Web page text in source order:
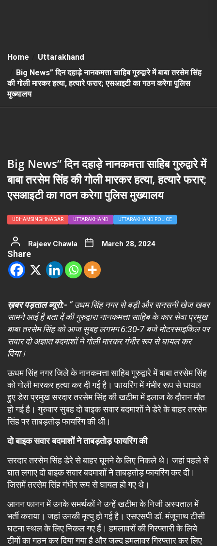
Home
Uttarakhand
Big News” दिन दहाड़े नानकमत्ता साहिब गुरुद्वारे में बाबा तरसेम सिंह
की गोली मारकर हत्या, हत्‍यारे फरार; एसआइटी का गठन करेगा पुलिस
मुख्‍यालय
Big News” दिन दहाड़े नानकमत्ता साहिब गुरुद्वारे में
बाबा तरसेम सिंह की गोली मारकर हत्या, हत्‍यारे फरार;
एसआइटी का गठन करेगा पुलिस मुख्‍यालय
UDHAMSINGHNAGAR UTTARAKHAND UTTARAKHAND POLICE
Rajeev Chawla March 28, 2024
Share
ख़बर पड़ताल ब्यूरो:- ” उधम सिंह नगर से बड़ी और सनसनी खेज खबर
सामने आई है बता दें की गुरुद्वारा नानकमत्ता साहिब के कार सेवा प्रमुख
बाबा तरसेम सिंह को आज सुबह लगभग 6:30-7 बजे मोटरसाइकिल पर
सवार दो अज्ञात बदमाशों ने गोली मारकर गंभीर रूप से घायल कर
दिया।
ऊधम सिंह नगर जिले के नानकमत्ता साहिब गुरुद्वारे में बाबा तरसेम सिंह
को गोली मारकर हत्या कर दी गई है। फायरिंग में गंभीर रूप से घायल
हुए डेरा प्रमुख सरदार तरसेम सिंह की खटीमा में इलाज के दौरान मौत
हो गई है। गुरुवार सुबह दो बाइक सवार बदमाशों ने डेरे के बाहर तरसेम
सिंह पर ताबड़तोड़ फायरिंग की थी।
दो बाइक सवार बदमाशों ने ताबड़तोड़ फायरिंग की
सरदार तरसेम सिंह डेरे से बाहर घूमने के लिए निकले थे। जहां पहले से
घात लगाए दो बाइक सवार बदमाशों ने ताबड़तोड़ फायरिंग कर दी।
जिसमें तरसेम सिंह गंभीर रूप से घायल हो गए थे।
आनन फानन में उनके समर्थकों ने उन्हें खटीमा के निजी अस्पताल में
भर्ती कराया। जहां उनकी मृत्यु हो गई है। एसएसपी डॉ. मंजूनाथ टीसी
घटना स्थल के लिए निकल गए हैं। हमलावरों की गिरफ्तारी के लिये
टीमों का गठन कर दिया गया है और जल्द हमलावर गिरफ्तार कर लिए